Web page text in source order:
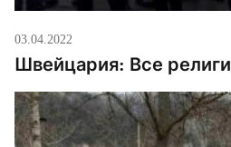
03.04.2022
Швейцария: Все